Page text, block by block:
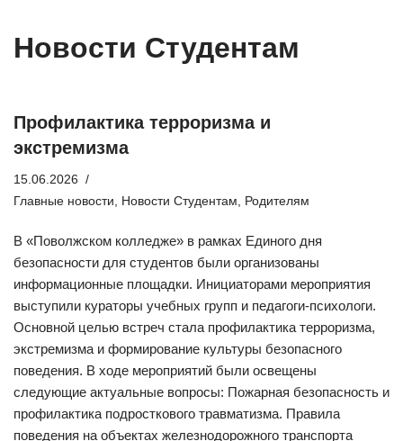
Новости Студентам
Профилактика терроризма и
экстремизма
15.06.2026
Главные новости, Новости Студентам, Родителям
В «Поволжском колледже» в рамках Единого дня
безопасности для студентов были организованы
информационные площадки. Инициаторами мероприятия
выступили кураторы учебных групп и педагоги-психологи.
Основной целью встреч стала профилактика терроризма,
экстремизма и формирование культуры безопасного
поведения. В ходе мероприятий были освещены
следующие актуальные вопросы: Пожарная безопасность и
профилактика подросткового травматизма. Правила
поведения на объектах железнодорожного транспорта